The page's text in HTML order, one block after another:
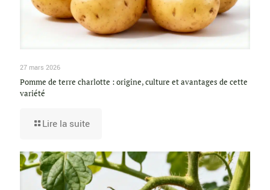
27 mars 2026
Pomme de terre charlotte : origine, culture et avantages de cette
variété
Lire la suite